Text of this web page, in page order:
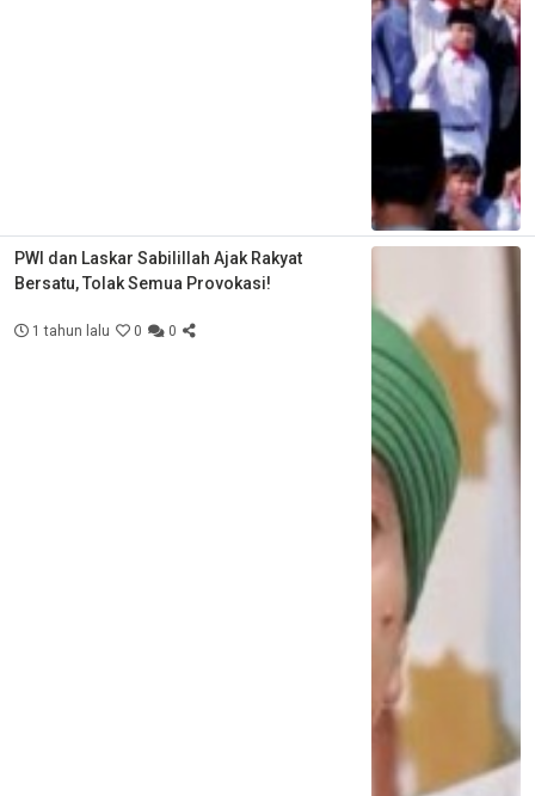
PWI dan Laskar Sabilillah Ajak Rakyat
Bersatu, Tolak Semua Provokasi!
1 tahun lalu 0 0